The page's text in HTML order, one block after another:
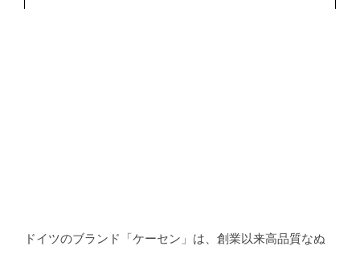
ドイツのブランド「ケーセン」は、創業以来高品質なぬ